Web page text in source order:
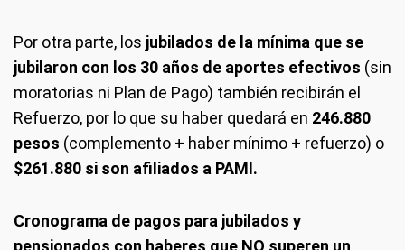
Por otra parte, los jubilados de la mínima que se
jubilaron con los 30 años de aportes efectivos (sin
moratorias ni Plan de Pago) también recibirán el
Refuerzo, por lo que su haber quedará en 246.880
pesos (complemento + haber mínimo + refuerzo) o
$261.880 si son afiliados a PAMI.
Cronograma de pagos para jubilados y
pensionados con haberes que NO superen un